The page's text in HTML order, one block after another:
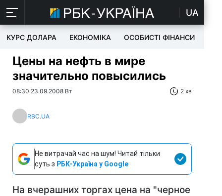
UA
КУРС ДОЛАРА ЕКОНОМІКА ОСОБИСТІ ФІНАНСИ
Цены на нефть в мире
значительно повысились
08:30 23.09.2008 Вт 2 хв
RBC.UA
Не витрачай час на шум! Читай тільки
суть з РБК-Україна у Google
На вчерашних торгах цена на "черное